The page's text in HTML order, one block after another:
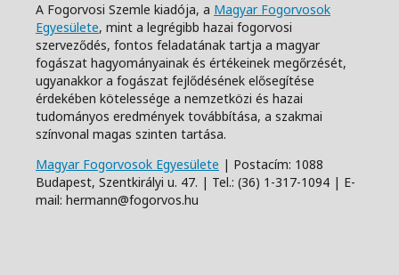
A Fogorvosi Szemle kiadója, a Magyar Fogorvosok
Egyesülete, mint a legrégibb hazai fogorvosi
szerveződés, fontos feladatának tartja a magyar
fogászat hagyományainak és értékeinek megőrzését,
ugyanakkor a fogászat fejlődésének elősegítése
érdekében kötelessége a nemzetközi és hazai
tudományos eredmények továbbítása, a szakmai
színvonal magas szinten tartása.
Magyar Fogorvosok Egyesülete | Postacím: 1088
Budapest, Szentkirályi u. 47. | Tel.: (36) 1-317-1094 | E-
mail: hermann@fogorvos.hu